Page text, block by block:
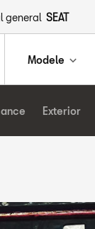
general SEAT
Modele
Exterior